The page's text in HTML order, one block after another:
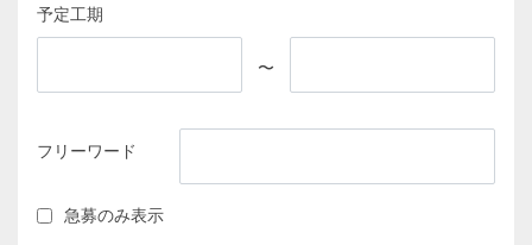
予定工期
〜
フリーワード
急募のみ表示